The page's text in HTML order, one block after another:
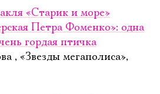
«Старик и море»
Петра Фоменко»: одна
гордая птичка
, «Звезды мегаполиса»,